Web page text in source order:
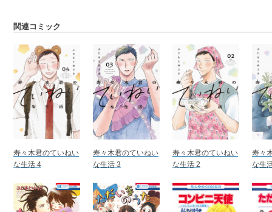
関連コミック
寿々木君のていねい
な生活 4
寿々木君のていねい
な生活 3
寿々木君のていねい
な生活 2
寿々
な生